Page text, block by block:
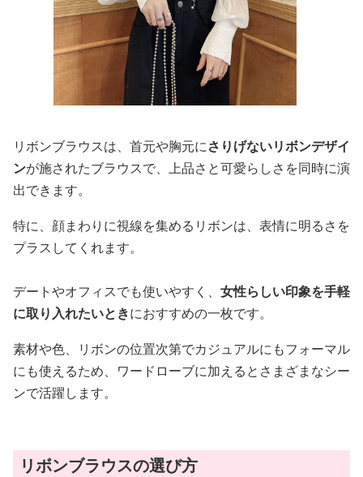
リボンブラウスは、首元や胸元にさりげないリボンデザイ
ンが施されたブラウスで、上品さと可愛らしさを同時に演
出できます。
特に、顔まわりに視線を集めるリボンは、表情に明るさを
プラスしてくれます。
デートやオフィスでも使いやすく、 女性らしい印象を手軽
に取り入れたいときにおすすめの一枚です。
素材や色、リボンの位置次第でカジュアルにもフォーマル
にも使えるため、ワードローブに加えるとさまざまなシー
ンで活躍します。
リボンブラウスの選び方